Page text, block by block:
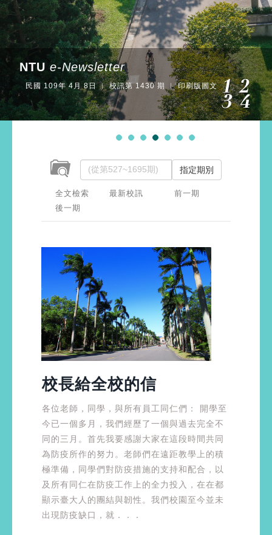
NTUe-Newsletter
民國 109年 4月 8日 ︱ 校訊第 1430 期 ︱ 印刷版圖文
指定期別
全文檢索 最新校訊
前一期
後一期
校長給全校的信
各位老師，同學，與所有員工同仁們： 開學至
今已一個多月，我們經歷了一個與過去完全不
同的三月。首先我要感謝大家在這段時間共同
為防疫所作的努力。老師們在遠距教學上的積
極準備，同學們對防疫措施的支持和配合，以
及所有同仁在防疫工作上的全力投入，在在都
顯示臺大人的團結與韌性。我們校園至今並未
出現防疫缺口，就．．．